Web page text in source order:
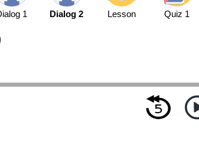
1 Dialog 2 Lesson Quiz 1